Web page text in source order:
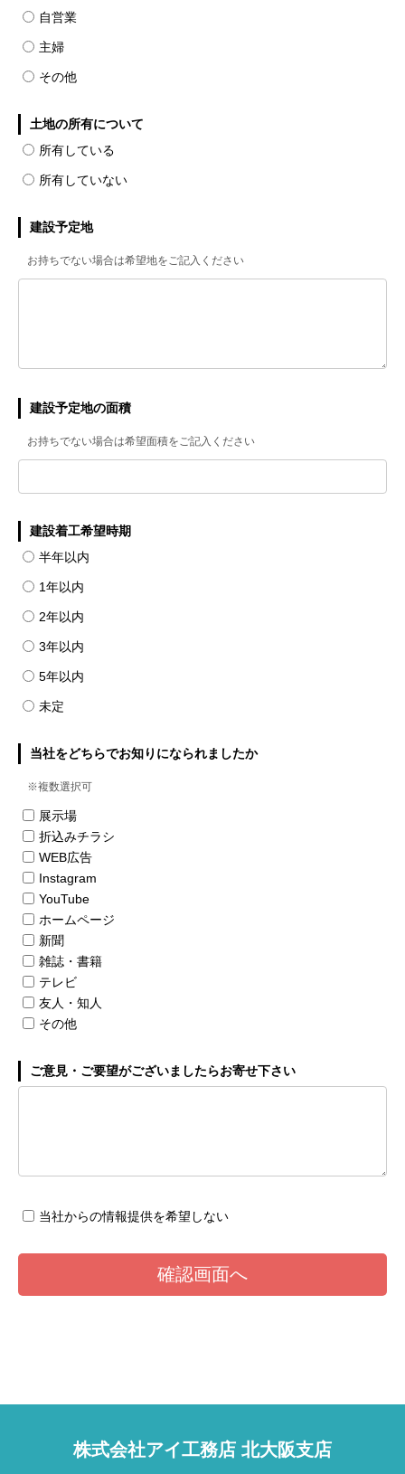
自営業
主婦
その他
土地の所有について
所有している
所有していない
建設予定地
お持ちでない場合は希望地をご記入ください
建設予定地の面積
お持ちでない場合は希望面積をご記入ください
建設着工希望時期
半年以内
1年以内
2年以内
3年以内
5年以内
未定
当社をどちらでお知りになられましたか
※複数選択可
展示場
折込みチラシ
WEB広告
Instagram
YouTube
ホームページ
新聞
雑誌・書籍
テレビ
友人・知人
その他
ご意見・ご要望がございましたらお寄せ下さい
当社からの情報提供を希望しない
株式会社アイ工務店 北大阪支店